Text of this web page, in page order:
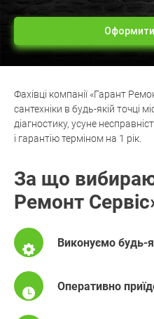
Фахівці компанії «Гарант
сантехніки в будь-якій точці
діагностику, усуне
і гарантію терміном на 1 рік.
За що
Ремонт
Виконуємо будь-
Оперативно